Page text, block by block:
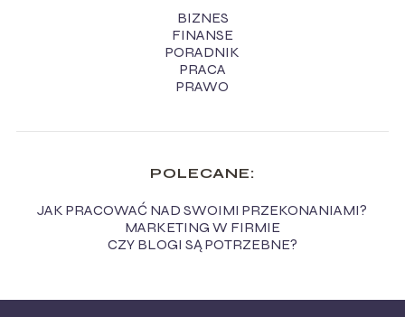
BIZNES
FINANSE
PORADNIK
PRACA
PRAWO
POLECANE:
JAK PRACOWAĆ NAD SWOIMI PRZEKONANIAMI?
MARKETING W FIRMIE
CZY BLOGI SĄ POTRZEBNE?